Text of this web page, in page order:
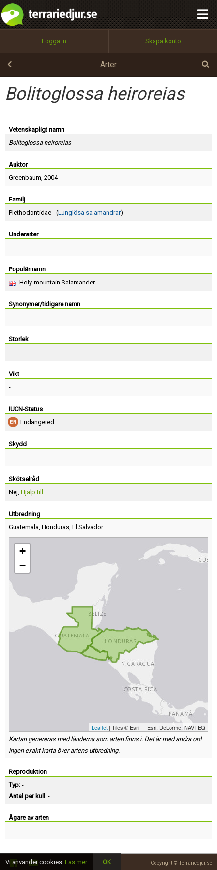
Logga in Skapa konto
Arter
Bolitoglossa heiroreias
Vetenskapligt namn
Bolitoglossa heiroreias
Auktor
Greenbaum, 2004
Familj
Plethodontidae - (Lunglösa salamandrar)
Underarter
-
Populärnamn
Holy-mountain Salamander
Synonymer/tidigare namn
Storlek
Vikt
-
IUCN-Status
Endangered
Skydd
Skötselråd
Nej, Hjälp till
Utbredning
Guatemala, Honduras, El Salvador
+
−
Leaflet | Tiles © Esri — Esri, DeLorme, NAVTEQ
Kartan genereras med länderna som arten finns i. Det är med andra ord
ingen exakt karta över artens utbredning.
Reproduktion
Typ: -
Antal per kull: -
Ägare av arten
-
Copyright © Terrariedjur.se
Utför
100%
OK
integritetspolicy
Namn:
Epost:
Lösenord:
Terms of Service
Skapa konto
Begär nytt lösenord
Tillbaka till förstasidan
Vi använder cookies. Läs mer OK